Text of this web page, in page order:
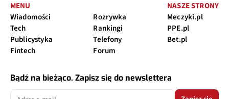
MENU
Wiadomości
Tech
Publicystyka
Fintech
Rozrywka
Rankingi
Telefony
Forum
NASZE STRONY
Meczyki.pl
PPE.pl
Bet.pl
Bądź na bieżąco. Zapisz się do newslettera